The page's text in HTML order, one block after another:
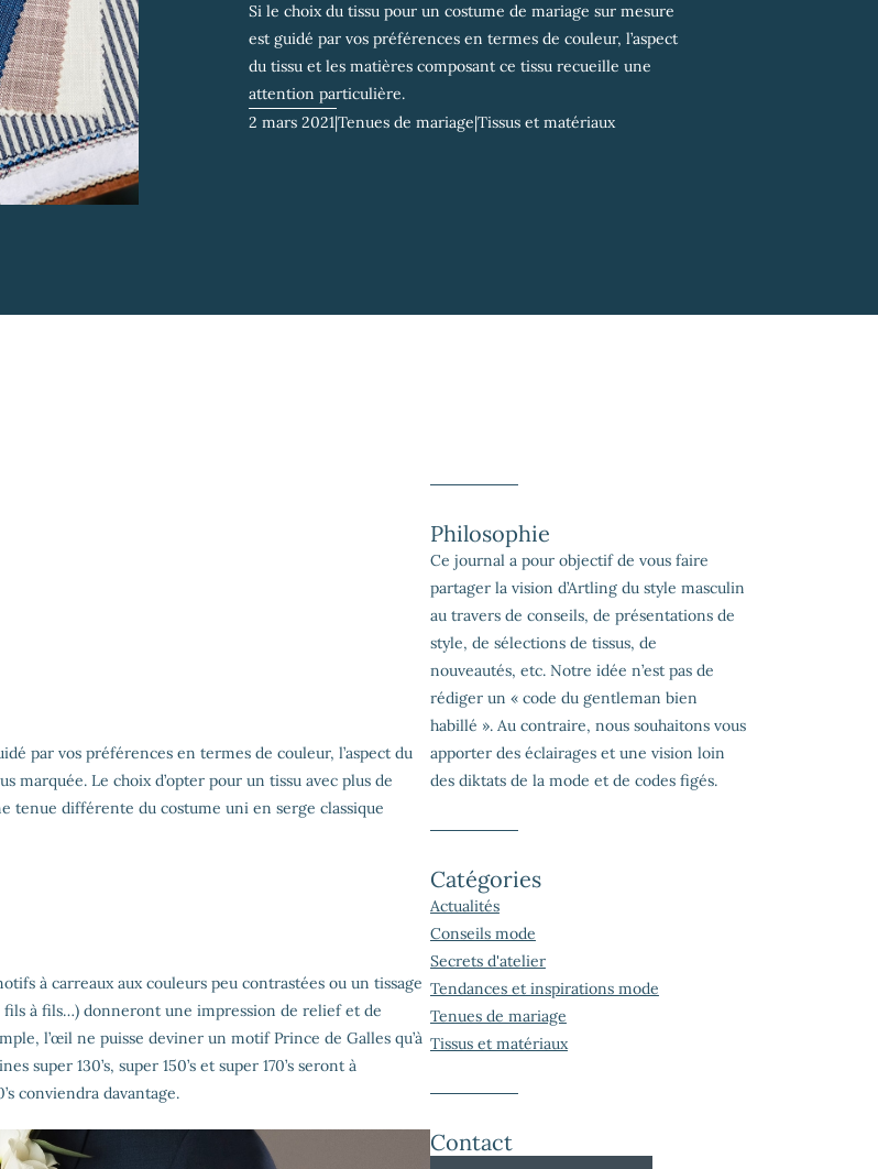
Si le choix du tissu pour un costume de mariage sur mesure
est guidé par vos préférences en termes de couleur, l’aspect
du tissu et les matières composant ce tissu recueille une
attention particulière.
2 mars 2021|Tenues de mariage|Tissus et matériaux
par vos préférences en termes de couleur, l’aspect du
Le choix d’opter pour un tissu avec plus de
tenue différente du costume uni en serge classique
à carreaux aux couleurs peu contrastées ou un tissage
fils à fils…) donneront une impression de relief et de
l’œil ne puisse deviner un motif Prince de Galles qu’à
super 130’s, super 150’s et super 170’s seront à
conviendra davantage.
Philosophie
Ce journal a pour objectif de vous faire
partager la vision d’Artling du style masculin
au travers de conseils, de présentations de
style, de sélections de tissus, de
nouveautés, etc. Notre idée n’est pas de
rédiger un « code du gentleman bien
habillé ». Au contraire, nous souhaitons vous
apporter des éclairages et une vision loin
des diktats de la mode et de codes figés.
Catégories
Actualités
Conseils mode
Secrets d'atelier
Tendances et inspirations mode
Tenues de mariage
Tissus et matériaux
Contact